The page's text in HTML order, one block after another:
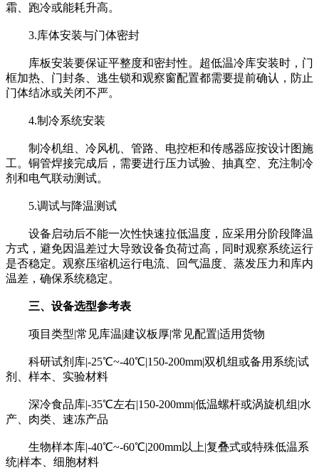
霜、跑冷或能耗升高。
3.库体安装与门体密封
库板安装要保证平整度和密封性。超低温冷库安装时，门
框加热、门封条、逃生锁和观察窗配置都需要提前确认，防止
门体结冰或关闭不严。
4.制冷系统安装
制冷机组、冷风机、管路、电控柜和传感器应按设计图施
工。铜管焊接完成后，需要进行压力试验、抽真空、充注制冷
剂和电气联动测试。
5.调试与降温测试
设备启动后不能一次性快速拉低温度，应采用分阶段降温
方式，避免因温差过大导致设备负荷过高，同时观察系统运行
是否稳定。观察压缩机运行电流、回气温度、蒸发压力和库内
温差，确保系统稳定。
三、设备选型参考表
项目类型|常见库温|建议板厚|常见配置|适用货物
科研试剂库|-25℃~-40℃|150-200mm|双机组或备用系统|试
剂、样本、实验材料
深冷食品库|-35℃左右|150-200mm|低温螺杆或涡旋机组|水
产、肉类、速冻产品
生物样本库|-40℃~-60℃|200mm以上|复叠式或特殊低温系
统|样本、细胞材料